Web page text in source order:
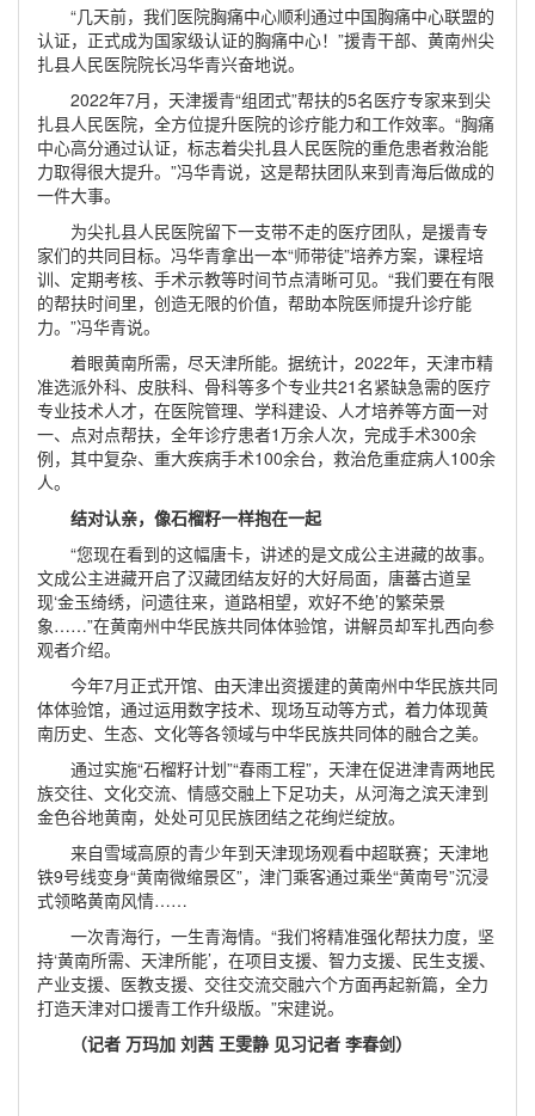
“几天前，我们医院胸痛中心顺利通过中国胸痛中心联盟的
认证，正式成为国家级认证的胸痛中心！”援青干部、黄南州尖
扎县人民医院院长冯华青兴奋地说。
2022年7月，天津援青“组团式”帮扶的5名医疗专家来到尖
扎县人民医院，全方位提升医院的诊疗能力和工作效率。“胸痛
中心高分通过认证，标志着尖扎县人民医院的重危患者救治能
力取得很大提升。”冯华青说，这是帮扶团队来到青海后做成的
一件大事。
为尖扎县人民医院留下一支带不走的医疗团队，是援青专
家们的共同目标。冯华青拿出一本“师带徒”培养方案，课程培
训、定期考核、手术示教等时间节点清晰可见。“我们要在有限
的帮扶时间里，创造无限的价值，帮助本院医师提升诊疗能
力。”冯华青说。
着眼黄南所需，尽天津所能。据统计，2022年，天津市精
准选派外科、皮肤科、骨科等多个专业共21名紧缺急需的医疗
专业技术人才，在医院管理、学科建设、人才培养等方面一对
一、点对点帮扶，全年诊疗患者1万余人次，完成手术300余
例，其中复杂、重大疾病手术100余台，救治危重症病人100余
人。
结对认亲，像石榴籽一样抱在一起
“您现在看到的这幅唐卡，讲述的是文成公主进藏的故事。
文成公主进藏开启了汉藏团结友好的大好局面，唐蕃古道呈
现‘金玉绮绣，问遗往来，道路相望，欢好不绝’的繁荣景
象……”在黄南州中华民族共同体体验馆，讲解员却军扎西向参
观者介绍。
今年7月正式开馆、由天津出资援建的黄南州中华民族共同
体体验馆，通过运用数字技术、现场互动等方式，着力体现黄
南历史、生态、文化等各领域与中华民族共同体的融合之美。
通过实施“石榴籽计划”“春雨工程”，天津在促进津青两地民
族交往、文化交流、情感交融上下足功夫，从河海之滨天津到
金色谷地黄南，处处可见民族团结之花绚烂绽放。
来自雪域高原的青少年到天津现场观看中超联赛；天津地
铁9号线变身“黄南微缩景区”，津门乘客通过乘坐“黄南号”沉浸
式领略黄南风情……
一次青海行，一生青海情。“我们将精准强化帮扶力度，坚
持‘黄南所需、天津所能’，在项目支援、智力支援、民生支援、
产业支援、医教支援、交往交流交融六个方面再起新篇，全力
打造天津对口援青工作升级版。”宋建说。
（记者 万玛加 刘茜 王雯静 见习记者 李春剑）